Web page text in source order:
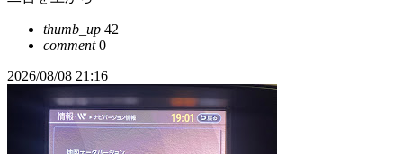
thumb_up 42
comment0
2026/08/08 21:16